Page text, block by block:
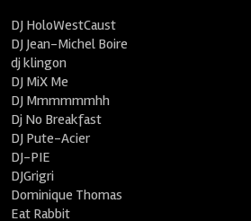
DJ HoloWestCaust
DJ Jean-Michel Boire
dj klingon
DJ MiX Me
DJ Mmmmmmhh
Dj No Breakfast
DJ Pute-Acier
DJ-PIE
DJGrigri
Dominique Thomas
Eat Rabbit